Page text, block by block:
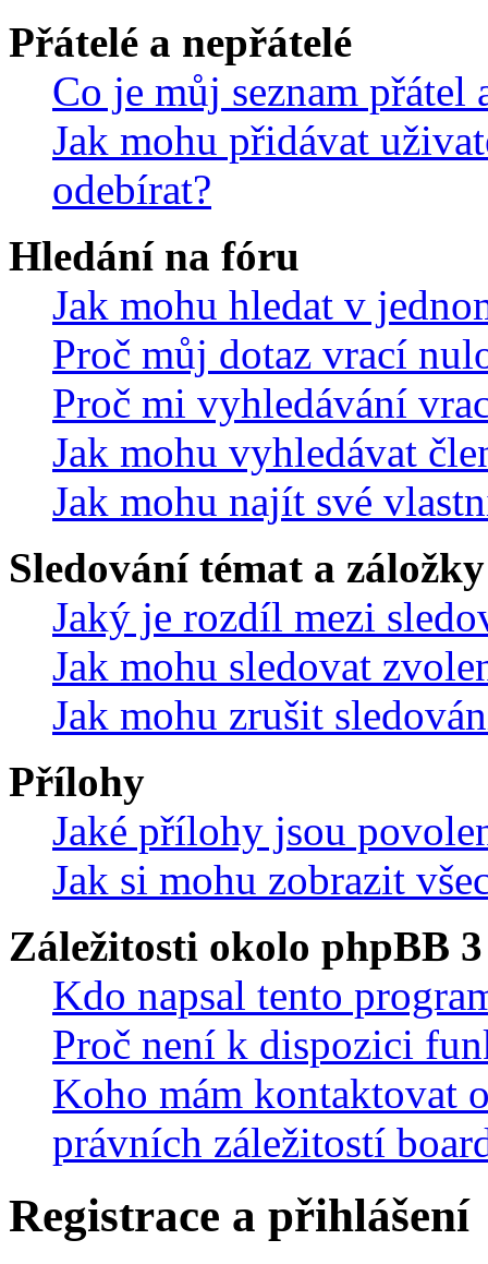
Přátelé a nepřátelé
Co je můj seznam přátel
Jak mohu přidávat
odebírat?
Hledání na fóru
Jak mohu hledat v
Proč můj dotaz vrací
Proč mi vyhledávání
Jak mohu vyhledávat
Jak mohu najít své
Sledování témat a záložky
Jaký je rozdíl mezi
Jak mohu sledovat
Jak mohu zrušit
Přílohy
Jaké přílohy jsou
Jak si mohu zobrazit
Záležitosti okolo phpBB 3
Kdo napsal tento
Proč není k dispozici
Koho mám kontaktovat
právních záležitostí
Registrace a přihlášení